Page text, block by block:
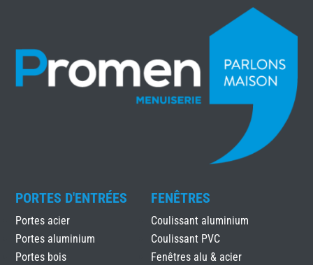
PORTES D'ENTRÉES
Portes acier
Portes aluminium
Portes bois
FENÊTRES
Coulissant aluminium
Coulissant PVC
Fenêtres alu & acier